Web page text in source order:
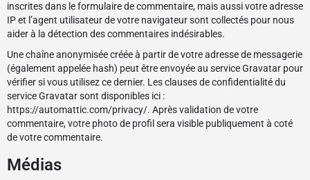
inscrites dans le formulaire de commentaire, mais aussi votre adresse
IP et l’agent utilisateur de votre navigateur sont collectés pour nous
aider à la détection des commentaires indésirables.
Une chaîne anonymisée créée à partir de votre adresse de messagerie
(également appelée hash) peut être envoyée au service Gravatar pour
vérifier si vous utilisez ce dernier. Les clauses de confidentialité du
service Gravatar sont disponibles ici :
https://automattic.com/privacy/. Après validation de votre
commentaire, votre photo de profil sera visible publiquement à coté
de votre commentaire.
Médias